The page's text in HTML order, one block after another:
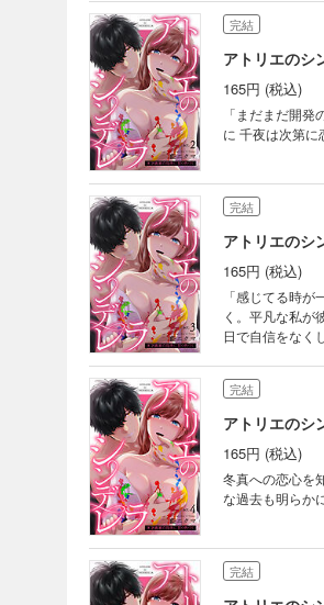
冬真に見初めら
完結
アトリエのシ
165円 (税込)
「まだまだ開
に 千夜は次第
完結
アトリエのシ
165円 (税込)
「感じてる時
く。平凡な私が彼の手で誰よりも
日で自信をなく
冬真に見初めら
完結
アトリエのシ
165円 (税込)
冬真への恋心を
な過去も明らか
完結